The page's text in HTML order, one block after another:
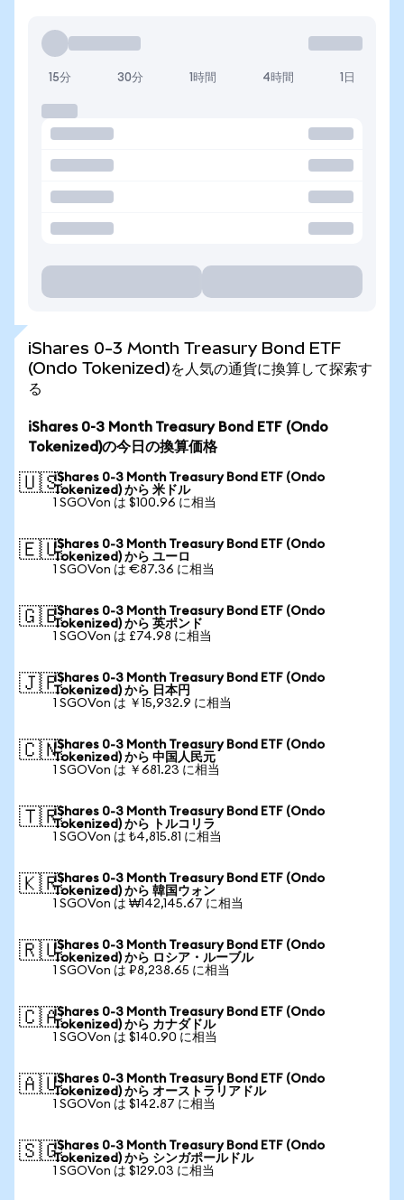
15分 30分 1時間 4時間 1日
iShares 0-3 Month Treasury Bond ETF
(Ondo Tokenized)を人気の通貨に換算して探索す
る
iShares 0-3 Month Treasury Bond ETF (Ondo
Tokenized)の今日の換算価格
🇺🇸iShares 0-3 Month Treasury Bond ETF (Ondo
Tokenized) から 米ドル
1 SGOVon は $100.96 に相当
🇪🇺iShares 0-3 Month Treasury Bond ETF (Ondo
Tokenized) から ユーロ
1 SGOVon は €87.36 に相当
🇬🇧iShares 0-3 Month Treasury Bond ETF (Ondo
Tokenized) から 英ポンド
1 SGOVon は £74.98 に相当
🇯🇵iShares 0-3 Month Treasury Bond ETF (Ondo
Tokenized) から 日本円
1 SGOVon は ￥15,932.9 に相当
🇨🇳iShares 0-3 Month Treasury Bond ETF (Ondo
Tokenized) から 中国人民元
1 SGOVon は ￥681.23 に相当
🇹🇷iShares 0-3 Month Treasury Bond ETF (Ondo
Tokenized) から トルコリラ
1 SGOVon は ₺4,815.81 に相当
🇰🇷iShares 0-3 Month Treasury Bond ETF (Ondo
Tokenized) から 韓国ウォン
1 SGOVon は ₩142,145.67 に相当
🇷🇺iShares 0-3 Month Treasury Bond ETF (Ondo
Tokenized) から ロシア・ルーブル
1 SGOVon は ₽8,238.65 に相当
🇨🇦iShares 0-3 Month Treasury Bond ETF (Ondo
Tokenized) から カナダドル
1 SGOVon は $140.90 に相当
🇦🇺iShares 0-3 Month Treasury Bond ETF (Ondo
Tokenized) から オーストラリアドル
1 SGOVon は $142.87 に相当
🇸🇬iShares 0-3 Month Treasury Bond ETF (Ondo
Tokenized) から シンガポールドル
1 SGOVon は $129.03 に相当